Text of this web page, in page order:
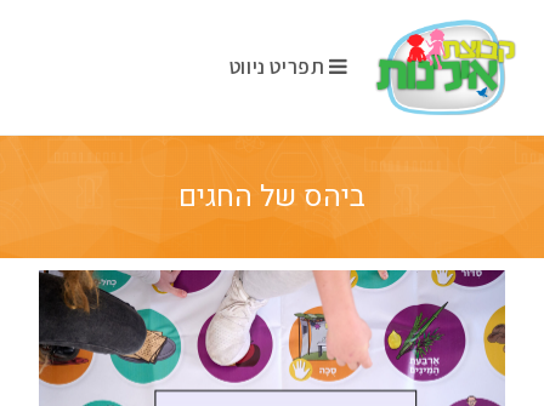
תפריט ניווט
ביהס של החגים